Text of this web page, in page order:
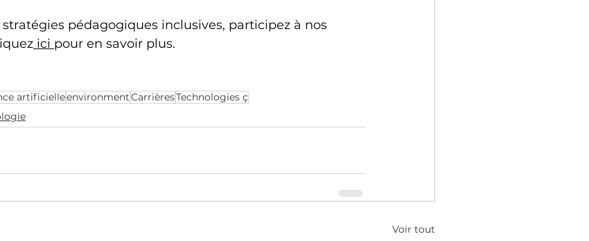
stratégies pédagogiques inclusives, participez à nos
ici pour en savoir plus.
artificielleenvironmentCarrièresTechnologies ç
Voir tout